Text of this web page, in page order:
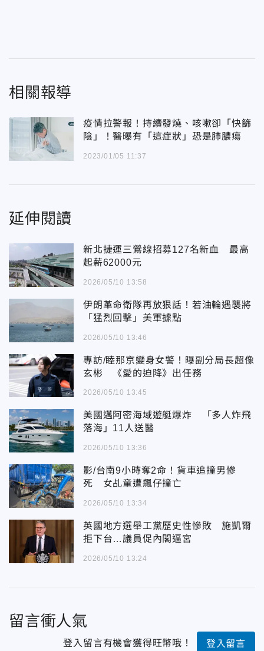
相關報導
疫情拉警報！持續發燒、咳嗽卻「快篩
陰」！醫曝有「這症狀」恐是肺膿瘍
2023/01/05 11:37
延伸閱讀
新北捷運三鶯線招募127名新血 最高
起薪62000元
2026/05/10 13:58
伊朗革命衛隊再放狠話！若油輪遇襲將
「猛烈回擊」美軍據點
2026/05/10 13:46
專訪/睦那京變身女警！曝副分局長超像
玄彬 《愛的迫降》出任務
2026/05/10 13:45
美國邁阿密海域遊艇爆炸 「多人炸飛
落海」11人送醫
2026/05/10 13:36
影/台南9小時奪2命！貨車追撞男慘
死 女乩童遭飆仔撞亡
2026/05/10 13:34
英國地方選舉工黨歷史性慘敗 施凱爾
拒下台…議員促內閣逼宮
2026/05/10 13:24
留言衝人氣
登入留言有機會獲得旺幣哦！ 登入留言